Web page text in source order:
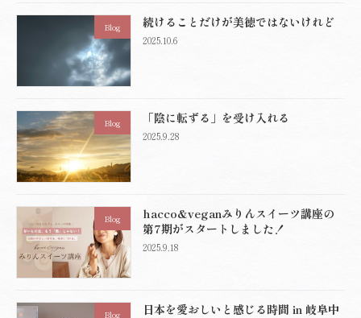
Blog 続けることだけが美徳ではないけれど
2025.10.6
Blog 「陰に転ずる」を受け入れる
2025.9.28
Blog
hacco&veganみりんスイーツ講座の
第7期がスタートしました！
2025.9.18
Blog
日本を愛おしいと感じる時間 in 岐阜中